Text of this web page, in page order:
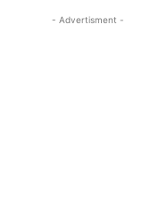
- Advertisment -